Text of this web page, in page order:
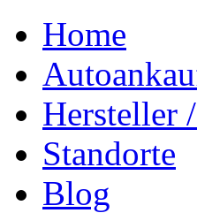
Home
Hersteller
Standorte
Blog